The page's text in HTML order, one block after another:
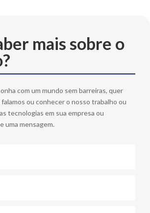
mais sobre o
com um mundo sem barreiras, quer
falamos ou conhecer o nosso trabalho ou
tecnologias em sua empresa ou
uma mensagem.